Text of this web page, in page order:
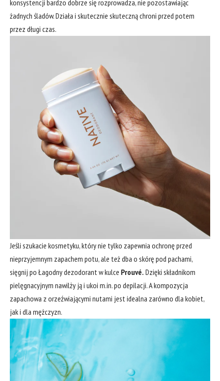
konsystencji bardzo dobrze się rozprowadza, nie pozostawiając
żadnych śladów. Działa i skutecznie skuteczną chroni przed potem
przez długi czas.
Jeśli szukacie kosmetyku, który nie tylko zapewnia ochronę przed
nieprzyjemnym zapachem potu, ale też dba o skórę pod pachami,
sięgnij po Łagodny dezodorant w kulce Prouvé. Dzięki składnikom
pielęgnacyjnym nawilży ją i ukoi m.in. po depilacji. A kompozycja
zapachowa z orzeźwiającymi nutami jest idealna zarówno dla kobiet,
jak i dla mężczyzn.